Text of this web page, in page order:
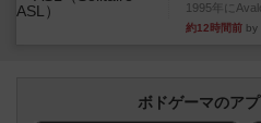
1995年に
約12時間前 by
ボドゲーマのア